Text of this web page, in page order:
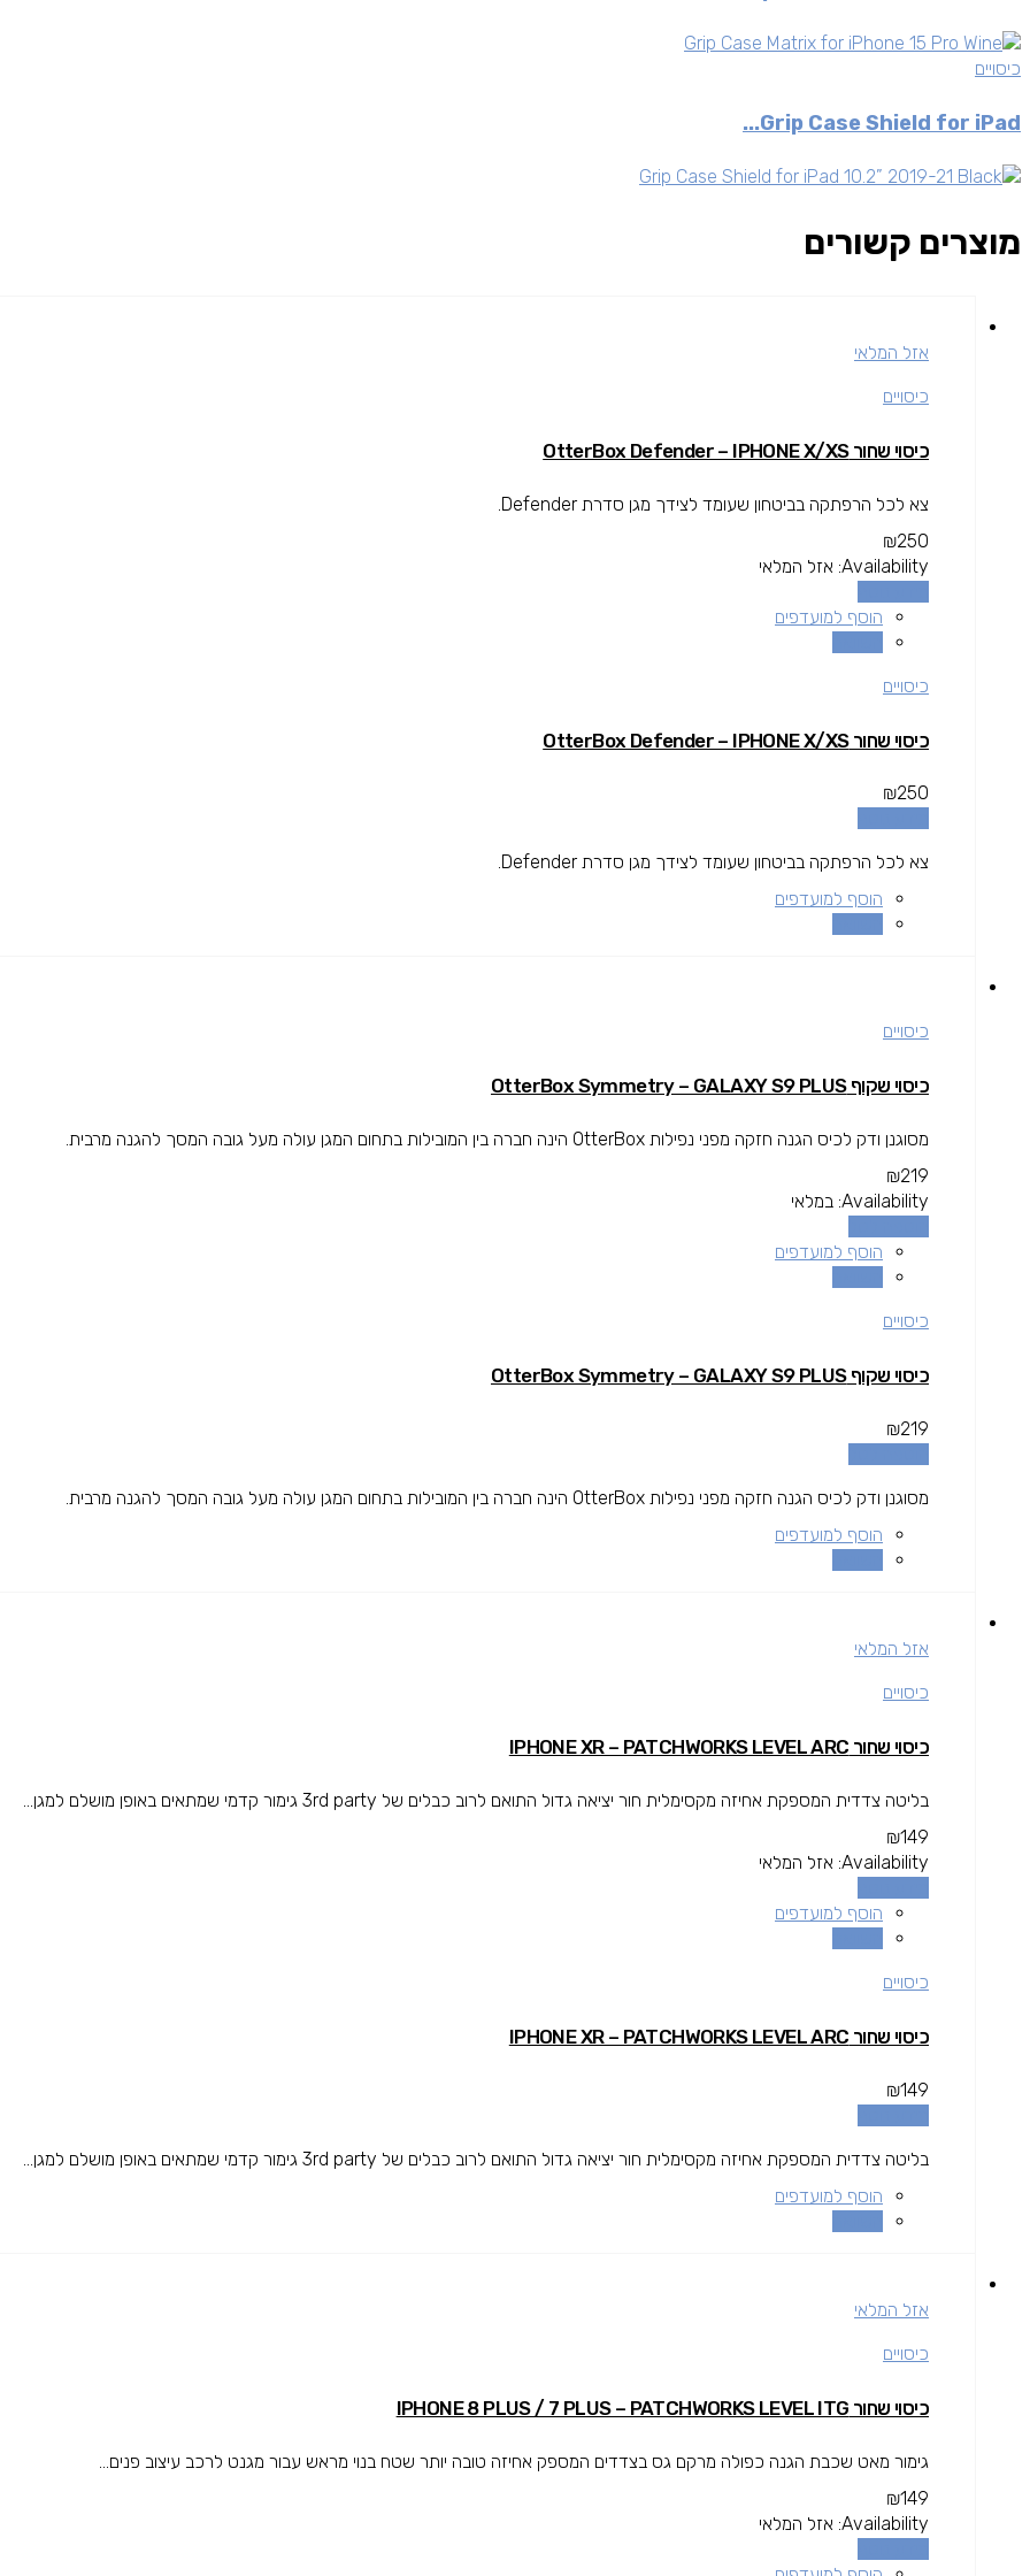
כיסויים
Grip Case Shield for iPad...
מוצרים קשורים
אזל המלאי
כיסויים
כיסוי שחור OtterBox Defender – IPHONE X/XS
צא לכל הרפתקה בביטחון שעומד לצידך מגן סדרת Defender.
₪250
Availability: אזל המלאי
הוסף למועדפים
כיסויים
כיסוי שחור OtterBox Defender – IPHONE X/XS
₪250
צא לכל הרפתקה בביטחון שעומד לצידך מגן סדרת Defender.
הוסף למועדפים
כיסויים
כיסוי שקוף OtterBox Symmetry – GALAXY S9 PLUS
מסוגנן ודק לכיס הגנה חזקה מפני נפילות OtterBox הינה חברה בין המובילות בתחום המגן עולה מעל גובה המסך להגנה מרבית.
₪219
Availability: במלאי
הוסף למועדפים
כיסויים
כיסוי שקוף OtterBox Symmetry – GALAXY S9 PLUS
₪219
מסוגנן ודק לכיס הגנה חזקה מפני נפילות OtterBox הינה חברה בין המובילות בתחום המגן עולה מעל גובה המסך להגנה מרבית.
הוסף למועדפים
אזל המלאי
כיסויים
כיסוי שחור IPHONE XR – PATCHWORKS LEVEL ARC
בליטה צדדית המספקת אחיזה מקסימלית חור יציאה גדול התואם לרוב כבלים של 3rd party גימור קדמי שמתאים באופן מושלם למגן...
₪149
Availability: אזל המלאי
הוסף למועדפים
כיסויים
כיסוי שחור IPHONE XR – PATCHWORKS LEVEL ARC
₪149
בליטה צדדית המספקת אחיזה מקסימלית חור יציאה גדול התואם לרוב כבלים של 3rd party גימור קדמי שמתאים באופן מושלם למגן...
הוסף למועדפים
אזל המלאי
כיסויים
כיסוי שחור IPHONE 8 PLUS / 7 PLUS – PATCHWORKS LEVEL ITG
גימור מאט שכבת הגנה כפולה מרקם גס בצדדים המספק אחיזה טובה יותר שטח בנוי מראש עבור מגנט לרכב עיצוב פנים...
₪149
Availability: אזל המלאי